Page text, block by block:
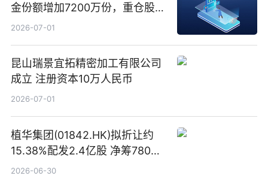
金份额增加7200万份，重仓股新
易盛、中际旭创、立讯精密
2026-07-01
昆山瑞景宜拓精密加工有限公司
成立 注册资本10万人民币
2026-07-01
植华集团(01842.HK)拟折让约
15.38%配发2.4亿股 净筹780万
港元
2026-06-30